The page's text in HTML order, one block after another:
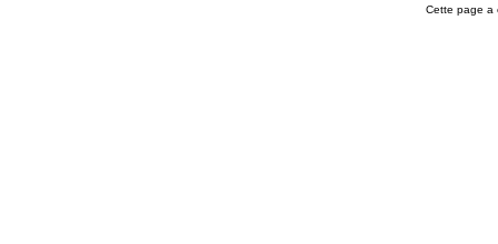
Cette page a